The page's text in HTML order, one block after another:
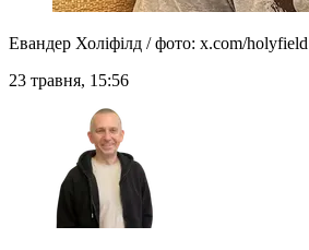
Евандер Холіфілд / фото: x.com/holyfield
23 травня, 15:56